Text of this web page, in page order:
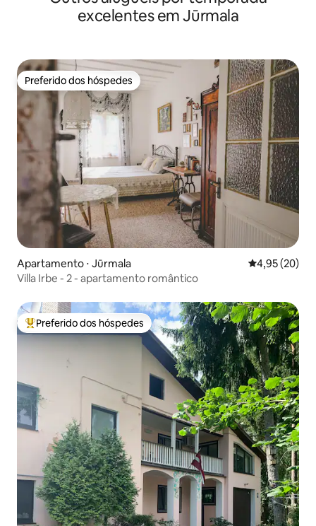
excelentes em Jūrmala
Preferido dos hóspedes
Preferido dos hóspedes
Apartamento ⋅ Jūrmala 4,95 de uma
4,95 (20)
Villa Irbe - 2 - apartamento romântico
Entre os melhores preferidos dos hóspedes
Preferido dos hóspedes